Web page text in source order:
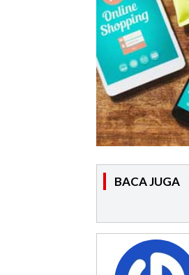
BACA JUGA